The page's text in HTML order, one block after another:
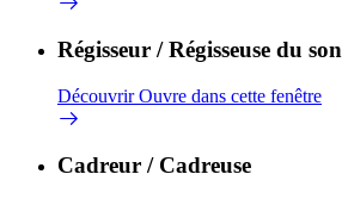
Régisseur / Régisseuse du son
DécouvrirOuvre dans cette fenêtre
Cadreur / Cadreuse